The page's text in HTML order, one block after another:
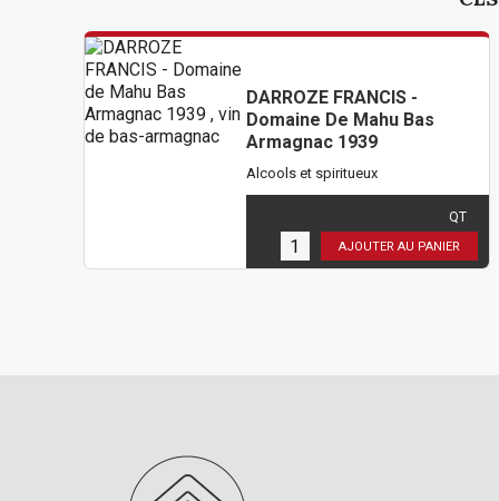
DARROZE FRANCIS -
Domaine De Mahu Bas
Armagnac 1939
Alcools et spiritueux
( 650,00 € HT )
en stock
QT
AJOUTER AU PANIER